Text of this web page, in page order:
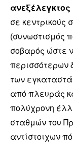
σε κεντρικούς
(συνωστισμός
σοβαρός ώστε
περισσότερων
των
από πλευράς
πολύχρονη
σταθμών του
αντίστοιχων